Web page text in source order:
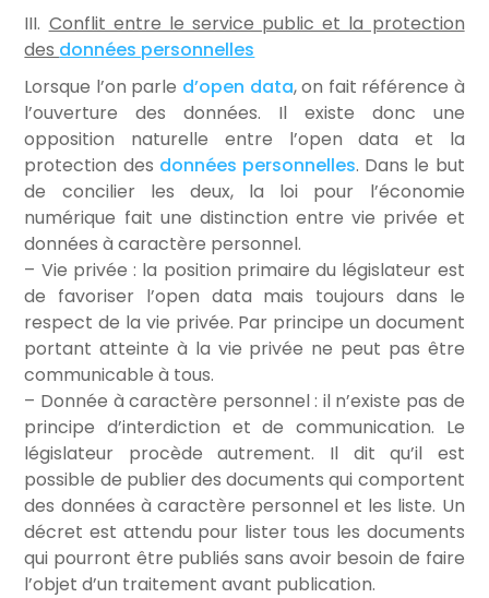
III. Conflit entre le service public et la protection
des données personnelles
Lorsque l’on parle d’open data, on fait référence à
l’ouverture des données. Il existe donc une
opposition naturelle entre l’open data et la
protection des données personnelles. Dans le but
de concilier les deux, la loi pour l’économie
numérique fait une distinction entre vie privée et
données à caractère personnel.
– Vie privée : la position primaire du législateur est
de favoriser l’open data mais toujours dans le
respect de la vie privée. Par principe un document
portant atteinte à la vie privée ne peut pas être
communicable à tous.
– Donnée à caractère personnel : il n’existe pas de
principe d’interdiction et de communication. Le
législateur procède autrement. Il dit qu’il est
possible de publier des documents qui comportent
des données à caractère personnel et les liste. Un
décret est attendu pour lister tous les documents
qui pourront être publiés sans avoir besoin de faire
l’objet d’un traitement avant publication.